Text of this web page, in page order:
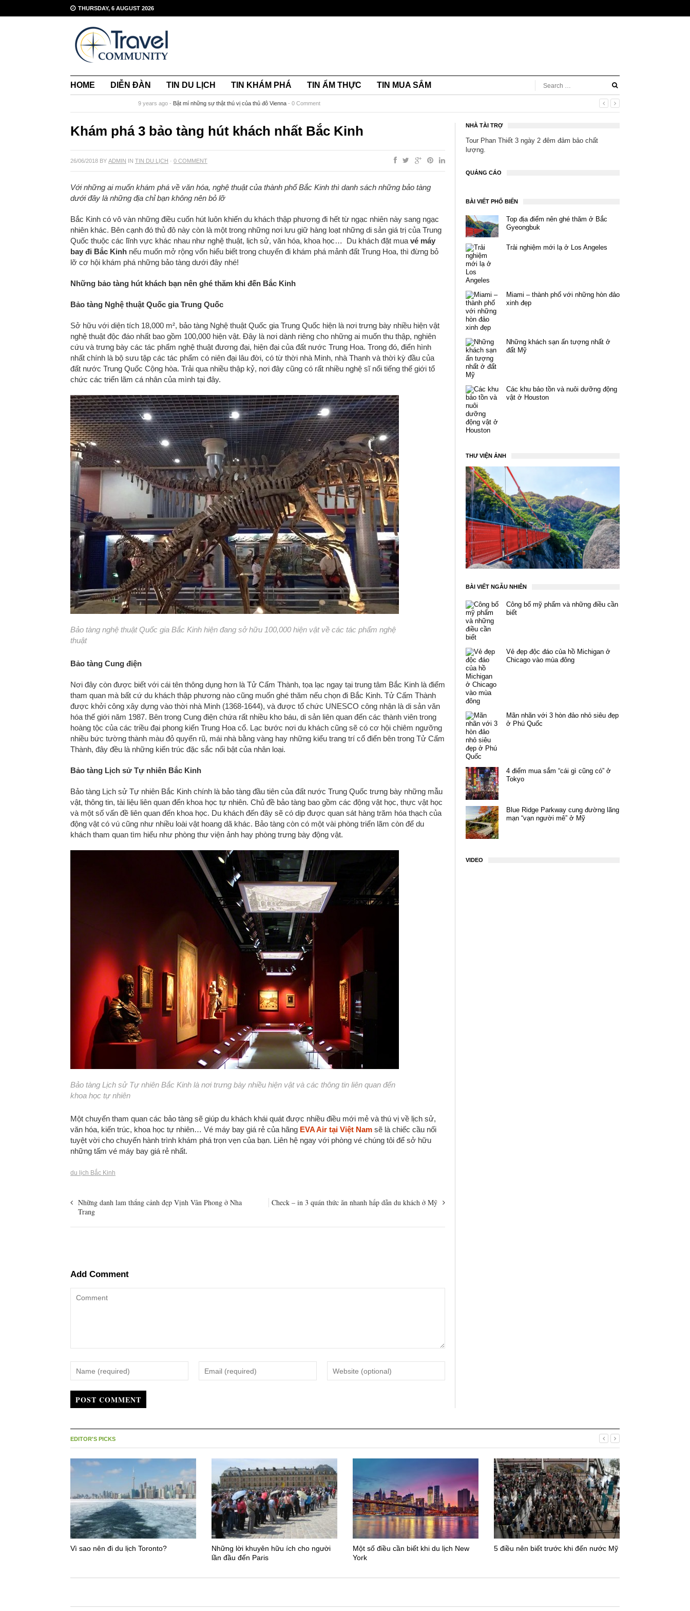
THURSDAY, 6 AUGUST 2026
HOME DIỄN ĐÀN TIN DU LỊCH TIN KHÁM PHÁ TIN ẨM THỰC TIN MUA SẮM
9 years ago - Bật mí những sự thật thú vị của thủ đô Vienna - 0 Comment
Khám phá 3 bảo tàng hút khách nhất Bắc Kinh
26/06/2018 BY ADMIN IN TIN DU LỊCH · 0 COMMENT
Với những ai muốn khám phá về văn hóa, nghệ thuật của thành phố Bắc Kinh thì danh sách những bảo tàng
dưới đây là những địa chỉ bạn không nên bỏ lỡ
Bắc Kinh có vô vàn những điều cuốn hút luôn khiến du khách thập phương đi hết từ ngạc nhiên này sang ngạc
nhiên khác. Bên cạnh đó thủ đô này còn là một trong những nơi lưu giữ hàng loạt những di sản giá trị của Trung
Quốc thuộc các lĩnh vực khác nhau như nghệ thuật, lịch sử, văn hóa, khoa học… Du khách đặt mua vé máy
bay đi Bắc Kinh nếu muốn mở rộng vốn hiểu biết trong chuyến đi khám phá mảnh đất Trung Hoa, thì đừng bỏ
lỡ cơ hội khám phá những bảo tàng dưới đây nhé!
Những bảo tàng hút khách bạn nên ghé thăm khi đến Bắc Kinh
Bảo tàng Nghệ thuật Quốc gia Trung Quốc
Sở hữu với diện tích 18,000 m², bảo tàng Nghệ thuật Quốc gia Trung Quốc hiện là nơi trưng bày nhiều hiện vật
nghệ thuật độc đáo nhất bao gồm 100,000 hiện vật. Đây là nơi dành riêng cho những ai muốn thu thập, nghiên
cứu và trưng bày các tác phẩm nghệ thuật đương đại, hiện đại của đất nước Trung Hoa. Trong đó, điển hình
nhất chính là bộ sưu tập các tác phẩm có niên đại lâu đời, có từ thời nhà Minh, nhà Thanh và thời kỳ đầu của
đất nước Trung Quốc Cộng hòa. Trải qua nhiều thập kỷ, nơi đây cũng có rất nhiều nghệ sĩ nổi tiếng thế giới tổ
chức các triển lãm cá nhân của mình tại đây.
Bảo tàng nghệ thuật Quốc gia Bắc Kinh hiện đang sở hữu 100,000 hiện vật về các tác phẩm nghệ
thuật
Bảo tàng Cung điện
Nơi đây còn được biết với cái tên thông dụng hơn là Tử Cấm Thành, tọa lạc ngay tại trung tâm Bắc Kinh là điểm
tham quan mà bất cứ du khách thập phương nào cũng muốn ghé thăm nếu chọn đi Bắc Kinh. Tử Cấm Thành
được khởi công xây dựng vào thời nhà Minh (1368-1644), và được tổ chức UNESCO công nhận là di sản văn
hóa thế giới năm 1987. Bên trong Cung điện chứa rất nhiều kho báu, di sản liên quan đến các thành viên trong
hoàng tộc của các triều đại phong kiến Trung Hoa cổ. Lạc bước nơi du khách cũng sẽ có cơ hội chiêm ngưỡng
nhiều bức tường thành màu đỏ quyến rũ, mái nhà bằng vàng hay những kiểu trang trí cổ điển bên trong Tử Cấm
Thành, đây đều là những kiến trúc đặc sắc nổi bật của nhân loại.
Bảo tàng Lịch sử Tự nhiên Bắc Kinh
Bảo tàng Lịch sử Tự nhiên Bắc Kinh chính là bảo tàng đầu tiên của đất nước Trung Quốc trưng bày những mẫu
vật, thông tin, tài liệu liên quan đến khoa học tự nhiên. Chủ đề bảo tàng bao gồm các động vật học, thực vật học
và một số vấn đề liên quan đến khoa học. Du khách đến đây sẽ có dịp được quan sát hàng trăm hóa thạch của
động vật có vú cũng như nhiều loài vật hoang dã khác. Bảo tàng còn có một vài phòng triển lãm còn để du
khách tham quan tìm hiểu như phòng thư viện ảnh hay phòng trưng bày động vật.
Bảo tàng Lịch sử Tự nhiên Bắc Kinh là nơi trưng bày nhiều hiện vật và các thông tin liên quan đến
khoa học tự nhiên
Một chuyến tham quan các bảo tàng sẽ giúp du khách khái quát được nhiều điều mới mẻ và thú vị về lịch sử,
văn hóa, kiến trúc, khoa học tự nhiên… Vé máy bay giá rẻ của hãng EVA Air tại Việt Nam sẽ là chiếc cầu nối
tuyệt vời cho chuyến hành trình khám phá trọn vẹn của bạn. Liên hệ ngay với phòng vé chúng tôi để sở hữu
những tấm vé máy bay giá rẻ nhất.
du lịch Bắc Kinh
Những danh lam thắng cảnh đẹp Vịnh Vân Phong ở Nha
Trang
Check – in 3 quán thức ăn nhanh hấp dẫn du khách ở Mỹ
Add Comment
POST COMMENT
NHÀ TÀI TRỢ
Tour Phan Thiết 3 ngày 2 đêm đảm bảo chất
lượng.
QUẢNG CÁO
BÀI VIẾT PHỔ BIẾN
Top địa điểm nên ghé thăm ở Bắc
Gyeongbuk
Trải nghiệm mới lạ ở Los Angeles
Miami – thành phố với những hòn đảo
xinh đẹp
Những khách sạn ấn tượng nhất ở
đất Mỹ
Các khu bảo tồn và nuôi dưỡng động
vật ở Houston
THƯ VIỆN ẢNH
BÀI VIẾT NGẪU NHIÊN
Công bố mỹ phẩm và những điều cần
biết
Vẻ đẹp độc đáo của hồ Michigan ở
Chicago vào mùa đông
Mãn nhãn với 3 hòn đảo nhỏ siêu đẹp
ở Phú Quốc
4 điểm mua sắm “cái gì cũng có” ở
Tokyo
Blue Ridge Parkway cung đường lãng
mạn “vạn người mê” ở Mỹ
VIDEO
EDITOR'S PICKS
Vì sao nên đi du lịch Toronto?
Những lời khuyên hữu ích cho người
lần đầu đến Paris
Một số điều cần biết khi du lịch New
York
5 điều nên biết trước khi đến nước Mỹ